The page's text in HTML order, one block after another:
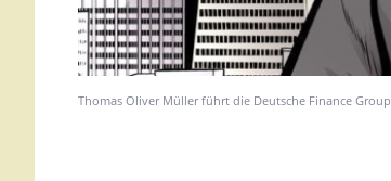
Thomas Oliver Müller führt die Deutsche Finance Group